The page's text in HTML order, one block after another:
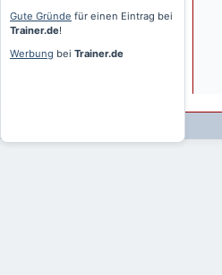
Gute Gründe für einen Eintrag bei
Trainer.de!
Werbung bei Trainer.de